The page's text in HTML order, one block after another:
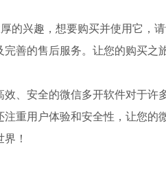
的兴趣，想要购买并使用它，
善的售后服务。让您的购买之
、安全的微信多开软件对于许
重用户体验和安全性，让您的
！